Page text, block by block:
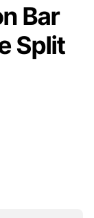
Bar
Split